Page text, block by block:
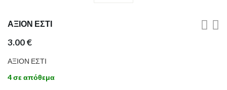
ΑΞΙΟΝ ΕΣΤΙ
3.00€
ΑΞΙΟΝ ΕΣΤΙ
4 σε απόθεμα